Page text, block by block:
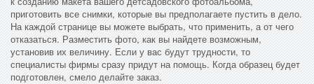
приготовить все снимки, которые вы предполагаете пустить в дело.
На каждой странице вы можете выбрать, что применить, а от чего
отказаться. Разместить фото, как вы найдете возможным,
установив их величину. Если у вас будут трудности, то
специалисты фирмы сразу придут на помощь. Когда образец будет
подготовлен, смело делайте заказ.